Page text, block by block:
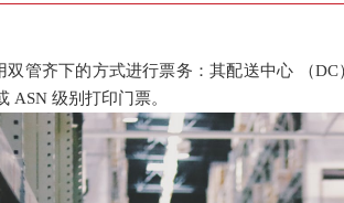
双管齐下的方式进行票务：其配送中心 （DC
ASN 级别打印门票。